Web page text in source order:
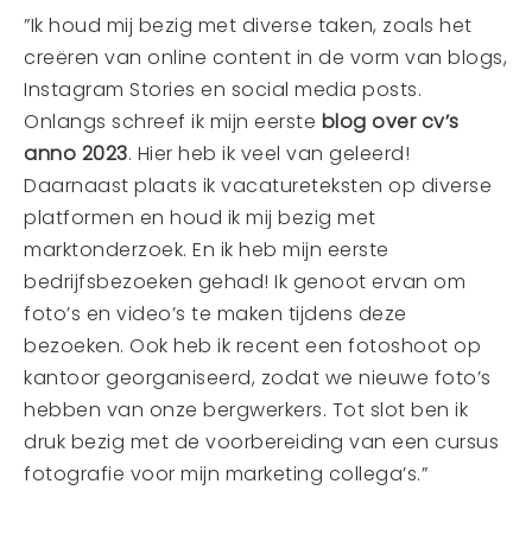
”Ik houd mij bezig met diverse taken, zoals het
creëren van online content in de vorm van blogs,
Instagram Stories en social media posts.
Onlangs schreef ik mijn eerste blog over cv’s
anno 2023. Hier heb ik veel van geleerd!
Daarnaast plaats ik vacatureteksten op diverse
platformen en houd ik mij bezig met
marktonderzoek. En ik heb mijn eerste
bedrijfsbezoeken gehad! Ik genoot ervan om
foto’s en video’s te maken tijdens deze
bezoeken. Ook heb ik recent een fotoshoot op
kantoor georganiseerd, zodat we nieuwe foto’s
hebben van onze bergwerkers. Tot slot ben ik
druk bezig met de voorbereiding van een cursus
fotografie voor mijn marketing collega’s.”